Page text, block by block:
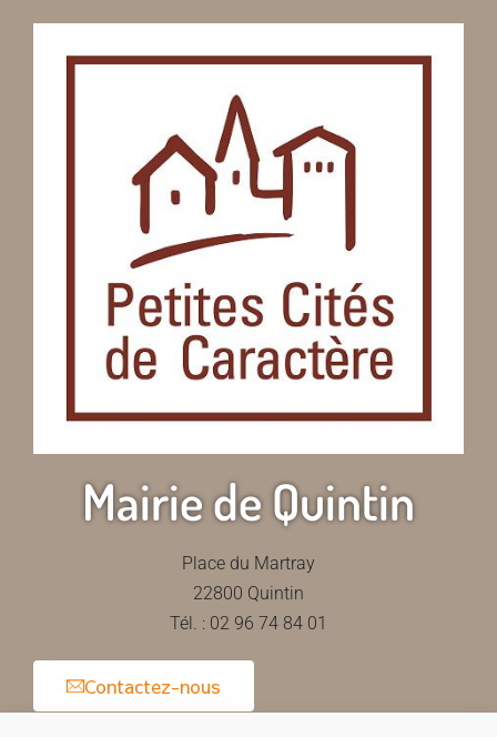
Mairie de Quintin
Place du Martray
22800 Quintin
Tél. : 02 96 74 84 01
Contactez-nous